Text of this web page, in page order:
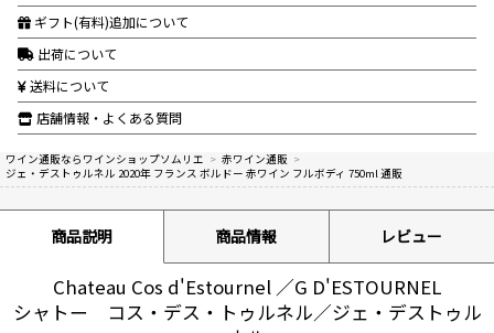
ギフト(有料)追加について
出荷について
送料について
店舗情報・よくある質問
ワイン通販ならワインショップソムリエ > 赤ワイン通販 >
ジェ・デストゥルネル 2020年 フランス ボルドー 赤ワイン フルボディ 750ml 通販
商品説明 商品情報 レビュー
Chateau Cos d'Estournel ／G D'ESTOURNEL
シャトー コス・デス・トゥルネル／ジェ・デストゥル